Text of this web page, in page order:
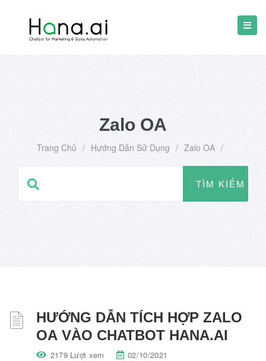
Zalo OA
Trang Chủ / Hướng Dẫn Sử Dụng / Zalo OA /
HƯỚNG DẪN TÍCH HỢP ZALO
OA VÀO CHATBOT HANA.AI
2179 Lượt xem 02/10/2021